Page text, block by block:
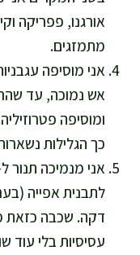
אורגנו, פפריקה
מתמזגים.
אש נמוכה, עד
ומוסיפה
כך הגלילות
דקה. שכבה כזאת
עסיסיות בלי עוד